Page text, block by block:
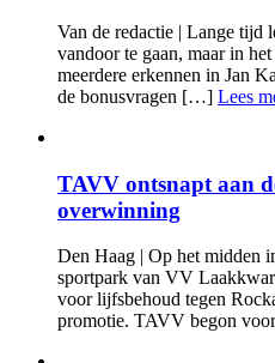
Van de redactie | Lange tijd
vandoor te gaan, maar in
meerdere erkennen in Jan
de bonusvragen […] Lees
TAVV ontsnapt aan
overwinning
Den Haag | Op het midden
sportpark van VV
voor lijfsbehoud tegen
promotie. TAVV begon